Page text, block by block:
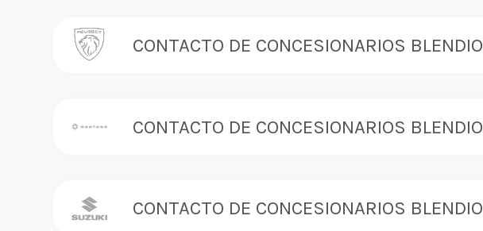
CONTACTO DE CONCESIONARIOS BLENDIO
CONTACTO DE CONCESIONARIOS BLENDIO
CONTACTO DE CONCESIONARIOS BLENDIO